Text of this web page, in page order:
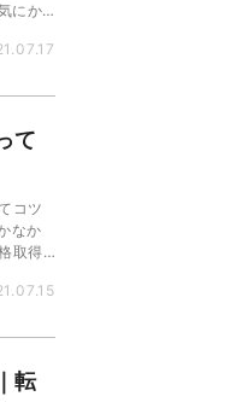
にか
て
コツ
なか
取得
転